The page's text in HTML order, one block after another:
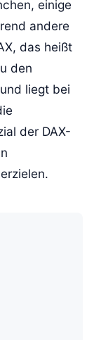
einige
andere
das heißt
den
liegt bei
der DAX-